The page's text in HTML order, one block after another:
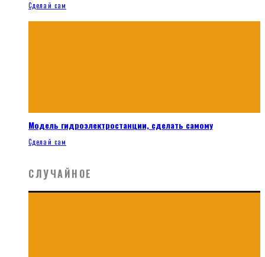
Сделай сам
Модель гидроэлектростанции, сделать самому
Сделай сам
СЛУЧАЙНОЕ